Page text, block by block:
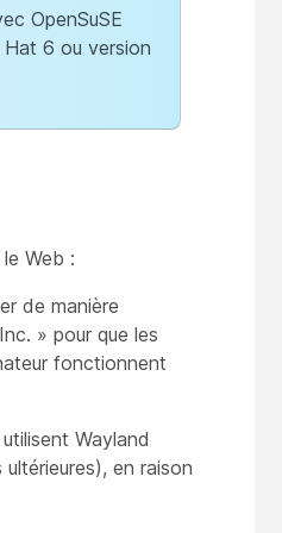
OpenSuSE
6 ou version
Web :
de manière
» pour que les
fonctionnent
Wayland
en raison